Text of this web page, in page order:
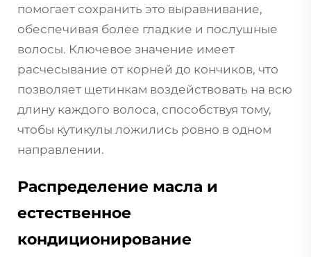
помогает сохранить это выравнивание,
обеспечивая более гладкие и послушные
волосы. Ключевое значение имеет
расчесывание от корней до кончиков, что
позволяет щетинкам воздействовать на всю
длину каждого волоса, способствуя тому,
чтобы кутикулы ложились ровно в одном
направлении.
Распределение масла и
естественное
кондиционирование